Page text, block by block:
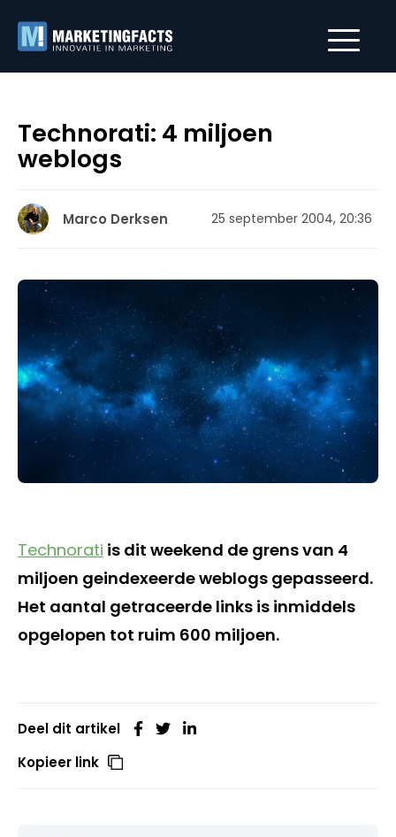
Technorati: 4 miljoen
weblogs
Marco Derksen 25 september 2004, 20:36
Technorati is dit weekend de grens van 4
miljoen geindexeerde weblogs gepasseerd.
Het aantal getraceerde links is inmiddels
opgelopen tot ruim 600 miljoen.
Deel dit artikel
Kopieer link